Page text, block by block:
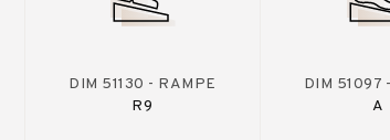
DIM 51130 - RAMPE
R9
DIM 51097
A